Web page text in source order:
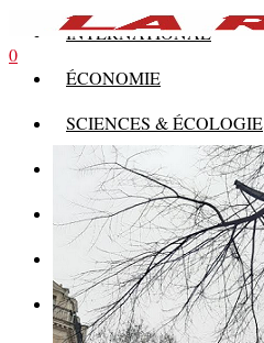
INTERNATIONAL
ÉCONOMIE
SCIENCES & ÉCOLOGIE
HISTOIRE
THÉORIE
CULTURE
MULTIMÉDIAS
0